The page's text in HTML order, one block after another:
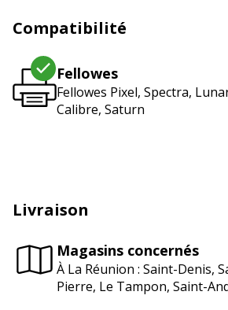
Compatibilité
Fellowes
Fellowes Pixel, Spectra,
Calibre, Saturn
Livraison
Magasins concernés
À La Réunion : Saint-Denis,
Pierre, Le Tampon, Saint-